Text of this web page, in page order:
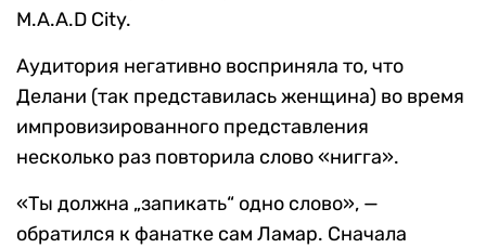
M.A.A.D City.
Аудитория негативно восприняла то, что
Делани (так представилась женщина) во время
импровизированного представления
несколько раз повторила слово «нигга».
«Ты должна „запикать“ одно слово», —
обратился к фанатке сам Ламар. Сначала